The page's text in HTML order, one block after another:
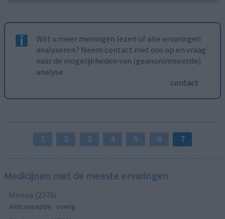
Wilt u meer meningen lezen of alle ervaringen
analyseren? Neem contact met ons op en vraag
naar de mogelijkheden van (geanonimiseerde)
analyse.
contact
1 2 3 4 5 6 7
Medicijnen met de meeste ervaringen
Mirena (2378)
Anticonceptie - overig